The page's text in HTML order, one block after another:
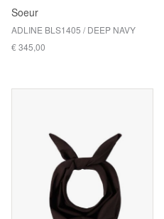
Soeur
ADLINE BLS1405 / DEEP NAVY
€ 345,00